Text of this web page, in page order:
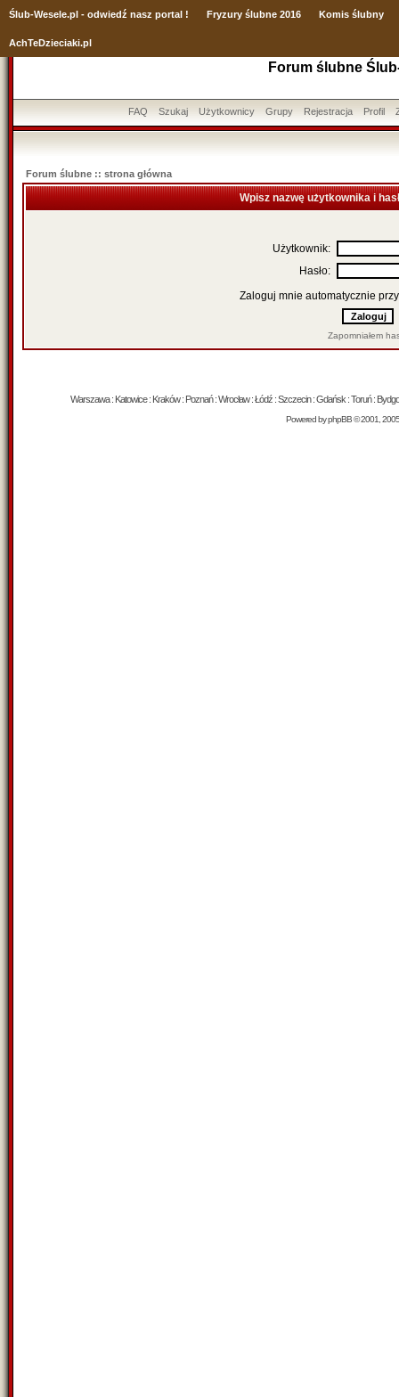
Ślub-Wesele.pl - odwiedź nasz portal ! Fryzury ślubne 2016 Komis ślubny
AchTeDzieciaki.pl
Forum ślubne
FAQ Szukaj Użytkownicy Grupy Rejestracja Profil
Forum ślubne :: strona główna
Wpisz nazwę użytkownika i
Użytkownik:
Hasło:
Zaloguj mnie automatycznie
Zapomniałem
Warszawa : Katowice : Kraków : Poznań : Wrocław : Łódź : Szczecin : Gdańsk : Toruń :
Powered byphpBB© 2001,